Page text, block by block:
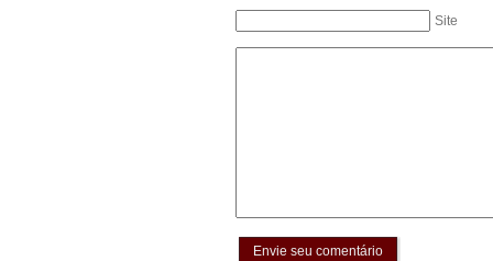
Site
Envie seu comentário